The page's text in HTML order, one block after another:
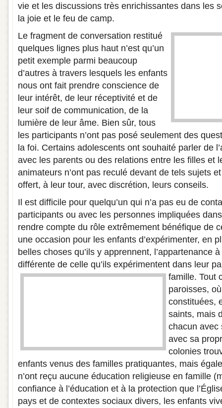
vie et les discussions très enrichissantes dans les
la joie et le feu de camp.
Le fragment de conversation restitué
quelques lignes plus haut n’est qu’un
petit exemple parmi beaucoup
d’autres à travers lesquels les enfants
nous ont fait prendre conscience de
leur intérêt, de leur réceptivité et de
leur soif de communication, de la
lumière de leur âme. Bien sûr, tous
les participants n’ont pas posé seulement des
la foi. Certains adolescents ont souhaité parler de
avec les parents ou des relations entre les filles et
animateurs n’ont pas reculé devant de tels sujets
offert, à leur tour, avec discrétion, leurs conseils.
Il est difficile pour quelqu’un qui n’a pas eu de
participants ou avec les personnes impliquées
rendre compte du rôle extrêmement bénéfique de
une occasion pour les enfants d’expérimenter, en
belles choses qu’ils y apprennent, l’appartenance à
différente de celle qu’ils expérimentent dans leur
famille. Tout
paroisses,
constituées,
saints, mais
chacun avec
avec sa
colonies
enfants venus des familles pratiquantes, mais
n’ont reçu aucune éducation religieuse en famille
confiance à l’éducation et à la protection que
pays et de contextes sociaux divers, les enfants